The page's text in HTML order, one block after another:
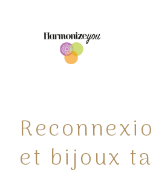
et bijoux